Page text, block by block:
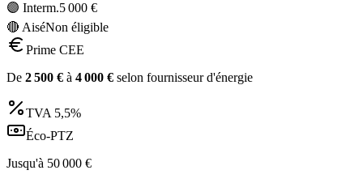
🟣 Interm.5 000 €
🔴 AiséNon éligible
Prime CEE
De 2 500 € à 4 000 € selon fournisseur d'énergie
TVA 5,5%
Éco-PTZ
Jusqu'à 50 000 €